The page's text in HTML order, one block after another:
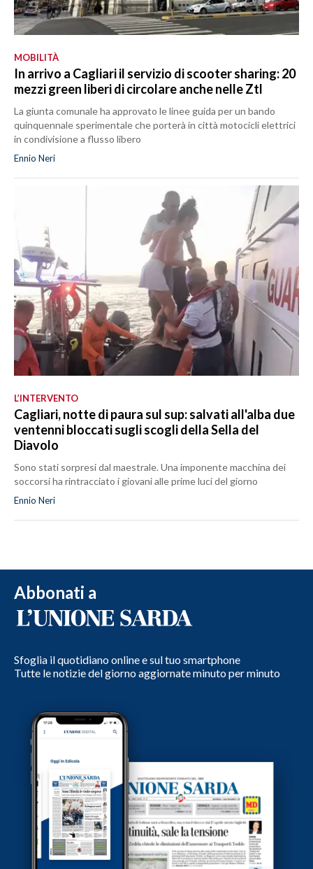
MOBILITÀ
In arrivo a Cagliari il servizio di scooter sharing: 20
mezzi green liberi di circolare anche nelle Ztl
La giunta comunale ha approvato le linee guida per un bando
quinquennale sperimentale che porterà in città motocicli elettrici
in condivisione a flusso libero
Ennio Neri
L’INTERVENTO
Cagliari, notte di paura sul sup: salvati all'alba due
ventenni bloccati sugli scogli della Sella del
Diavolo
Sono stati sorpresi dal maestrale. Una imponente macchina dei
soccorsi ha rintracciato i giovani alle prime luci del giorno
Ennio Neri
Abbonati a
Sfoglia il quotidiano online e sul tuo smartphone
Tutte le notizie del giorno aggiornate minuto per minuto